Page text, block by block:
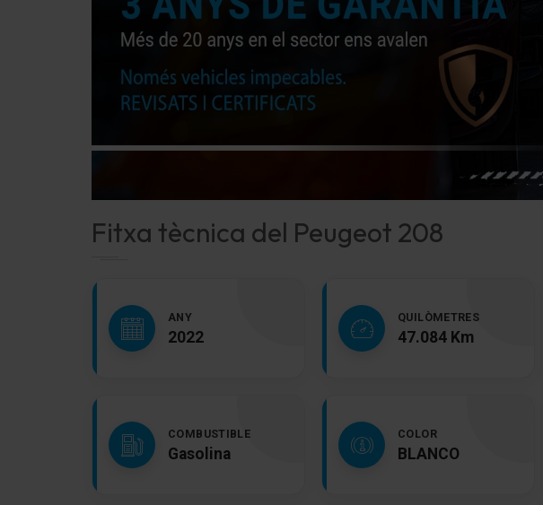
Fitxa tècnica del Peugeot 208
ANY
2022
QUILÒMETRES
47.084 Km
COMBUSTIBLE
Gasolina
COLOR
BLANCO